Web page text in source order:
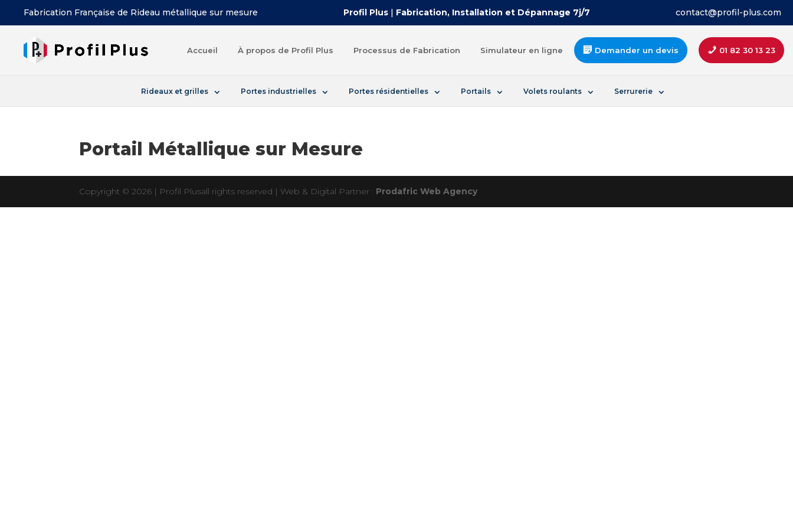
Fabrication Française de Rideau métallique sur mesure Profil Plus | Fabrication, Installation et Dépannage 7j/7 contact@profil-plus.com
Accueil À propos de Profil Plus Processus de Fabrication Simulateur en ligne Demander un devis 01 82 30 13 23
Rideaux et grilles Portes industrielles Portes résidentielles Portails Volets roulants Serrurerie
Portail Métallique sur Mesure
Copyright © 2026 | Profil Plusall rights reserved | Web & Digital Partner : Prodafric Web Agency